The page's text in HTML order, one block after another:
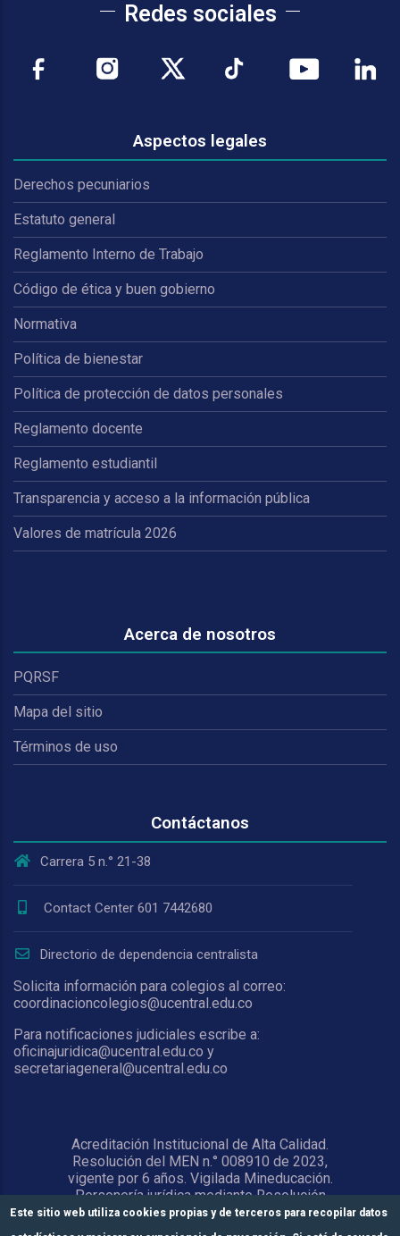
Redes sociales
Aspectos legales
Derechos pecuniarios
Estatuto general
Reglamento Interno de Trabajo
Código de ética y buen gobierno
Normativa
Política de bienestar
Política de protección de datos personales
Reglamento docente
Reglamento estudiantil
Transparencia y acceso a la información pública
Valores de matrícula 2026
Acerca de nosotros
PQRSF
Mapa del sitio
Términos de uso
Contáctanos
Carrera 5 n.° 21-38
Contact Center 601 7442680
Directorio de dependencia centralista
Solicita información para colegios al correo:
coordinacioncolegios@ucentral.edu.co
Para notificaciones judiciales escribe a:
oficinajuridica@ucentral.edu.co y
secretariageneral@ucentral.edu.co
Acreditación Institucional de Alta Calidad.
Resolución del MEN n.° 008910 de 2023,
vigente por 6 años. Vigilada Mineducación.
Personería jurídica mediante Resolución
1876 del 5 de junio de 1967. Reconocida
como Universidad por el Ministerio de
Este sitio web utiliza cookies propias y de terceros para recopilar datos